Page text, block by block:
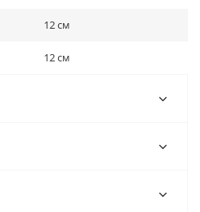
12 см
12 см